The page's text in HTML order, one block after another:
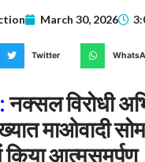
March 30, 2026
Twitter
नक्सल विरोधी
माओवादी
किया आत्मसमर्पण